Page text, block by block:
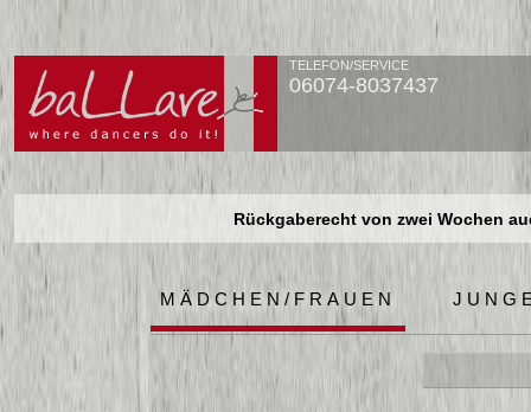
TELEFON/SERVICE
06074-8037437
Rückgaberecht von zwei Wochen
Rückgaberecht von zwei Wochen
MÄDCHEN/FRAUEN